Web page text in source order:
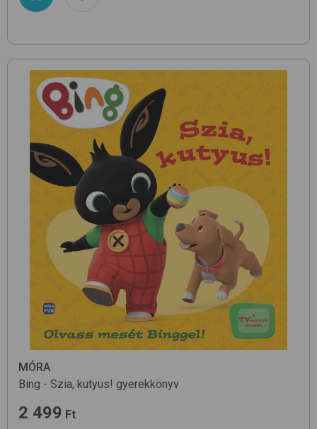
MÓRA
Bing - Szia, kutyus! gyerekkönyv
2 499 Ft